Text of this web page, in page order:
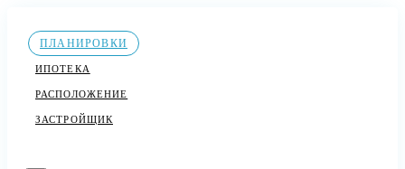
ПЛАНИРОВКИ
ИПОТЕКА
РАСПОЛОЖЕНИЕ
ЗАСТРОЙЩИК